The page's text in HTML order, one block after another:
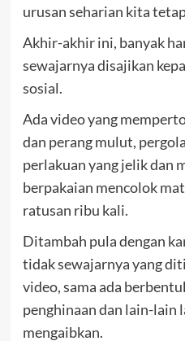
urusan seharian kita
Akhir-akhir ini, banyak
sewajarnya disajikan
sosial.
Ada video yang
dan perang mulut,
perlakuan yang jelik dan
berpakaian mencolok
ratusan ribu kali.
Ditambah pula dengan
tidak sewajarnya yang
video, sama ada
penghinaan dan lain-lain
mengaibkan.